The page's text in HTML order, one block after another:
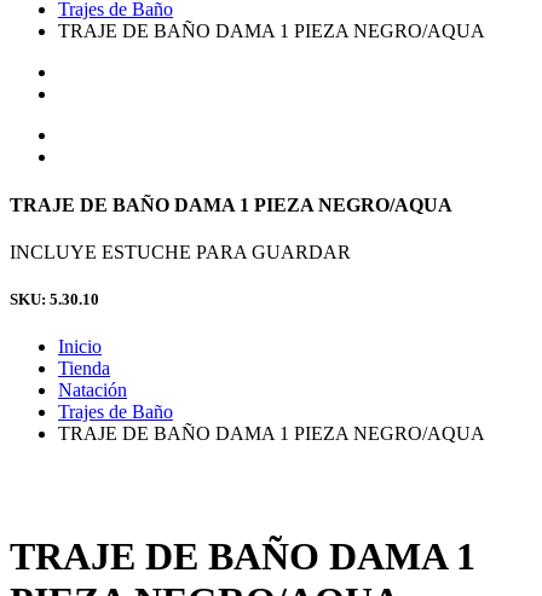
Trajes de Baño
TRAJE DE BAÑO DAMA 1 PIEZA NEGRO/AQUA
TRAJE DE BAÑO DAMA 1 PIEZA NEGRO/AQUA
INCLUYE ESTUCHE PARA GUARDAR
SKU: 5.30.10
Inicio
Tienda
Natación
Trajes de Baño
TRAJE DE BAÑO DAMA 1 PIEZA NEGRO/AQUA
TRAJE DE BAÑO DAMA 1